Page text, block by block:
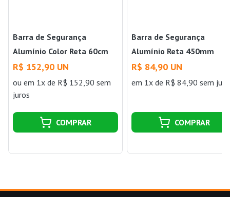
Barra de Segurança
Alumínio Color Reta 60cm
Preto Sicmol
R$ 152,90 UN
ou em 1x de R$ 152,90 sem
juros
COMPRAR
Barra de Segurança
Alumínio Reta 450mm
Sicmol
R$ 84,90 UN
em 1x de R$ 84,90 sem
COMPRAR